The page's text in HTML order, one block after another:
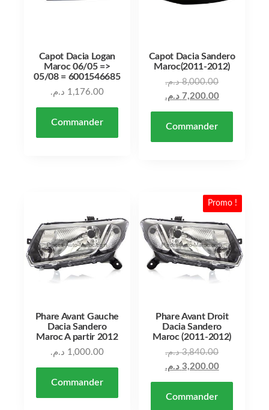
Capot Dacia Logan
Maroc 06/05 =>
05/08 = 6001546685
1,176.00 د.م.
Commander
Capot Dacia Sandero
Maroc(2011-2012)
8,000.00 د.م.
7,200.00 د.م.
Commander
Phare Avant Gauche
Dacia Sandero
Maroc A partir 2012
1,000.00 د.م.
Commander
Promo !
Phare Avant Droit
Dacia Sandero
Maroc (2011-2012)
3,840.00 د.م.
3,200.00 د.م.
Commander